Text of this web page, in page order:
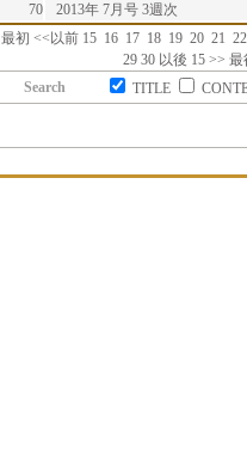
70
2013年 7月号 3週次
最初 << 以前 15 16 17 18 19 20 21 22
29 30 以後 15 >> 最
Search
TITLE